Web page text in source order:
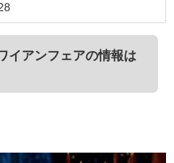
イアンフェアの情報は